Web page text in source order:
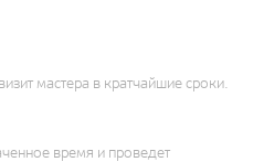
мастера в кратчайшие сроки.
время и проведет